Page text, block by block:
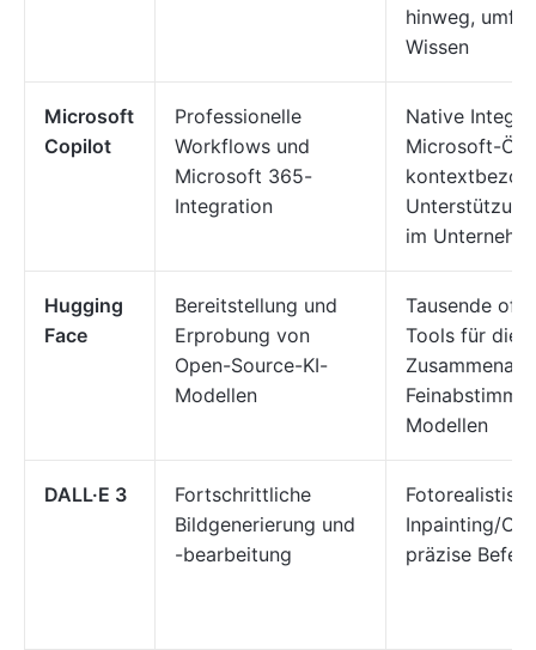
hinweg,
Wissen
Microsoft
Copilot
Professionelle
Workflows und
Microsoft 365-
Integration
Native
Microsoft-
im
Hugging
Face
Bereitstellung und
Erprobung von
Open-Source-KI-
Modellen
Tausende
Tools für die
Modellen
DALL·E 3
Fortschrittliche
Bildgenerierung und
-bearbeitung
Inpainting/
präzise